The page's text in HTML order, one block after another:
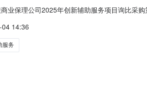
业保理公司2025年创新辅助服务项目询比采
：2025-03-04八、采购人及联系方式：大唐
14:36
服务